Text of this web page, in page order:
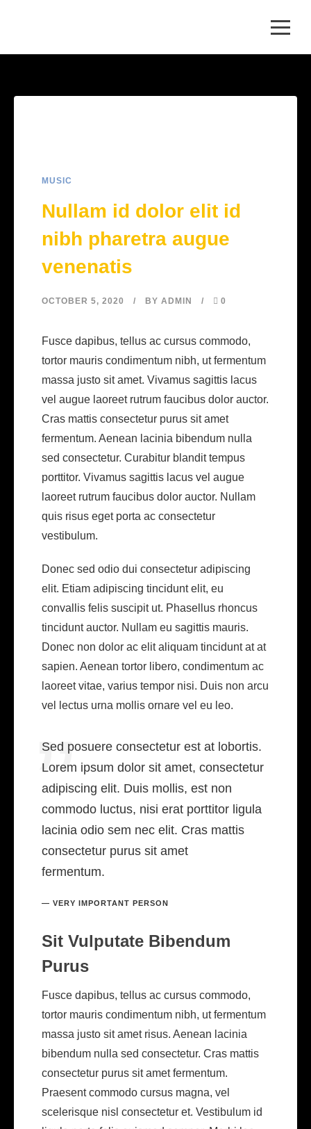
MUSIC
Nullam id dolor elit id
nibh pharetra augue
venenatis
OCTOBER 5, 2020 BY ADMIN 0
Fusce dapibus, tellus ac cursus commodo,
tortor mauris condimentum nibh, ut fermentum
massa justo sit amet. Vivamus sagittis lacus
vel augue laoreet rutrum faucibus dolor auctor.
Cras mattis consectetur purus sit amet
fermentum. Aenean lacinia bibendum nulla
sed consectetur. Curabitur blandit tempus
porttitor. Vivamus sagittis lacus vel augue
laoreet rutrum faucibus dolor auctor. Nullam
quis risus eget porta ac consectetur
vestibulum.
Donec sed odio dui consectetur adipiscing
elit. Etiam adipiscing tincidunt elit, eu
convallis felis suscipit ut. Phasellus rhoncus
tincidunt auctor. Nullam eu sagittis mauris.
Donec non dolor ac elit aliquam tincidunt at at
sapien. Aenean tortor libero, condimentum ac
laoreet vitae, varius tempor nisi. Duis non arcu
vel lectus urna mollis ornare vel eu leo.
Sed posuere consectetur est at lobortis.
Lorem ipsum dolor sit amet, consectetur
adipiscing elit. Duis mollis, est non
commodo luctus, nisi erat porttitor ligula
lacinia odio sem nec elit. Cras mattis
consectetur purus sit amet
fermentum.
VERY IMPORTANT PERSON
Sit Vulputate Bibendum
Purus
Fusce dapibus, tellus ac cursus commodo,
tortor mauris condimentum nibh, ut fermentum
massa justo sit amet risus. Aenean lacinia
bibendum nulla sed consectetur. Cras mattis
consectetur purus sit amet fermentum.
Praesent commodo cursus magna, vel
scelerisque nisl consectetur et. Vestibulum id